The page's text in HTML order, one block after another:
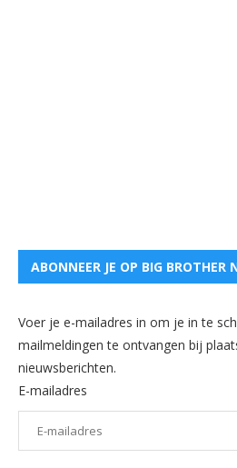
ABONNEER JE OP BIG BROTHER
Voer je e-mailadres in om je in te
mailmeldingen te ontvangen bij
nieuwsberichten.
E-mailadres